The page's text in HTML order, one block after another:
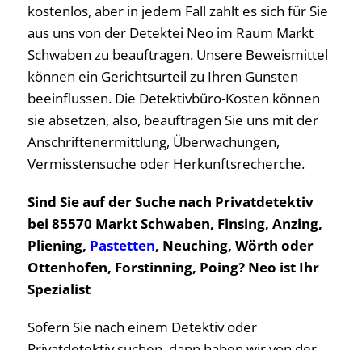
kostenlos, aber in jedem Fall zahlt es sich für Sie
aus uns von der Detektei Neo im Raum Markt
Schwaben zu beauftragen. Unsere Beweismittel
können ein Gerichtsurteil zu Ihren Gunsten
beeinflussen. Die Detektivbüro-Kosten können
sie absetzen, also, beauftragen Sie uns mit der
Anschriftenermittlung, Überwachungen,
Vermisstensuche oder Herkunftsrecherche.
Sind Sie auf der Suche nach Privatdetektiv
bei 85570 Markt Schwaben, Finsing, Anzing,
Pliening, Pastetten, Neuching, Wörth oder
Ottenhofen, Forstinning, Poing? Neo ist Ihr
Spezialist
Sofern Sie nach einem Detektiv oder